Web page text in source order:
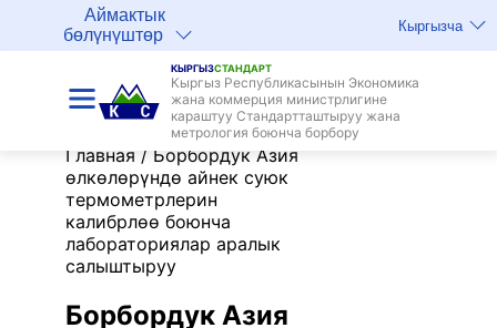
Аймактык
бөлүнүштөр
Кыргызча
КЫРГЫЗСТАНДАРТ
Кыргыз Республикасынын Экономика
жана коммерция министрлигине
караштуу Стандартташтыруу жана
метрология боюнча борбору
Главная / Борбордук Азия
өлкөлөрүндө айнек суюк
термометрлерин
калибрлөө боюнча
лабораториялар аралык
салыштыруу
Борбордук Азия